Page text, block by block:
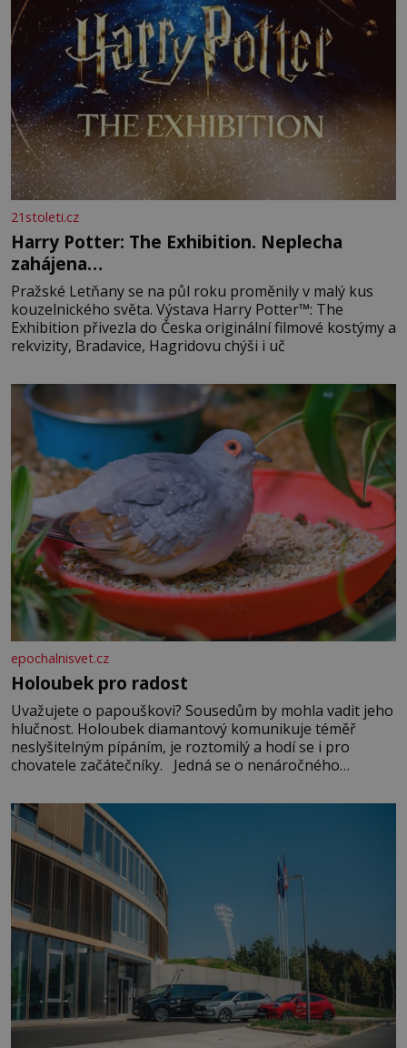
21stoleti.cz
Harry Potter: The Exhibition. Neplecha
zahájena…
Pražské Letňany se na půl roku proměnily v malý kus
kouzelnického světa. Výstava Harry Potter™: The
Exhibition přivezla do Česka originální filmové kostýmy a
rekvizity, Bradavice, Hagridovu chýši i uč
epochalnisvet.cz
Holoubek pro radost
Uvažujete o papouškovi? Sousedům by mohla vadit jeho
hlučnost. Holoubek diamantový komunikuje téměř
neslyšitelným pípáním, je roztomilý a hodí se i pro
chovatele začátečníky. Jedná se o nenáročného
času tráví na zemi, kde sbírá zbytky semínek Jeho
domovinou je prakticky celá Austrálie s výjimkou
pobřežní oblasti.